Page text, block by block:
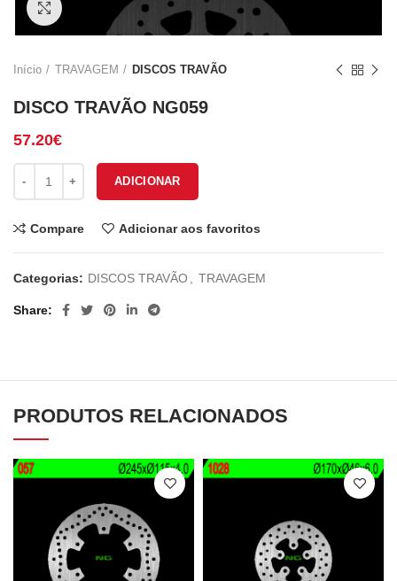
Click to enlarge
Início TRAVAGEM DISCOS TRAVÃO
DISCO TRAVÃO NG059
57.20€
ADICIONAR
Compare Adicionar aos favoritos
Categorias: DISCOS TRAVÃO TRAVAGEM
Share
PRODUTOS RELACIONADOS